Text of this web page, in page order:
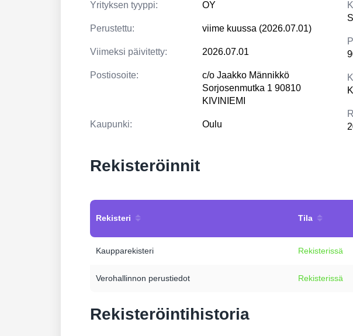
Yrityksen tyyppi: OY
Perustettu: viime kuussa (2026.07.01)
Viimeksi päivitetty: 2026.07.01
Postiosoite:
c/o Jaakko Männikkö
Sorjosenmutka 1 90810
KIVINIEMI
Kaupunki: Oulu
Rekisteröinnit
Rekisteri Tila
Kaupparekisteri Rekisterissä
Verohallinnon perustiedot Rekisterissä
Rekisteröintihistoria